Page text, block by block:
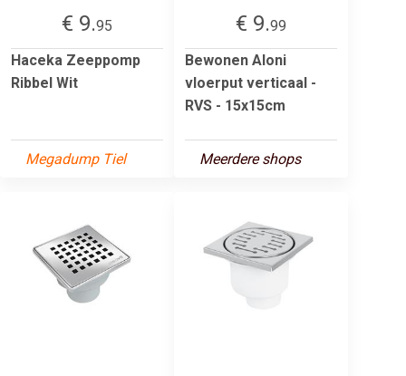
€ 9.95
Haceka Zeeppomp
Ribbel Wit
Megadump Tiel
€ 9.99
Bewonen Aloni
vloerput verticaal -
RVS - 15x15cm
Meerdere shops